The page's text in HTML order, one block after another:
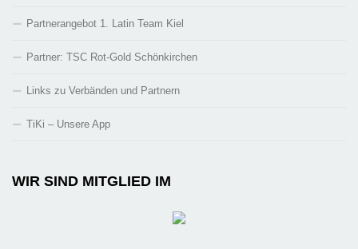
Partnerangebot 1. Latin Team Kiel
Partner: TSC Rot-Gold Schönkirchen
Links zu Verbänden und Partnern
TiKi – Unsere App
WIR SIND MITGLIED IM